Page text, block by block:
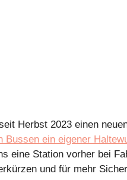
Herbst 2023 einen
Bussen ein eigener
eine Station vorher bei
und für mehr